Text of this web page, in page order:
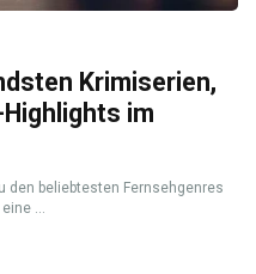
Krimiserien,
im
den beliebtesten Fernsehgenres
...